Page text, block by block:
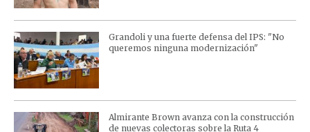
Grandoli y una fuerte defensa del IPS: "No
queremos ninguna modernización"
Almirante Brown avanza con la construcción
de nuevas colectoras sobre la Ruta 4